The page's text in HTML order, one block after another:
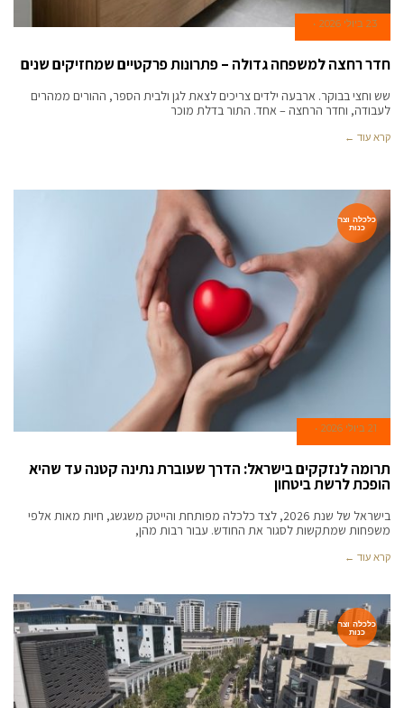
23 ביולי 2026
חדר רחצה למשפחה גדולה – פתרונות פרקטיים שמחזיקים שנים
שש וחצי בבוקר. ארבעה ילדים צריכים לצאת לגן ולבית הספר, ההורים ממהרים
לעבודה, וחדר הרחצה – אחד. התור בדלת מוכר
קרא עוד ←
כלכלה וצר
כנות
21 ביולי 2026
תרומה לנזקקים בישראל: הדרך שעוברת נתינה קטנה עד שהיא
הופכת לרשת ביטחון
בישראל של שנת 2026, לצד כלכלה מפותחת והייטק משגשג, חיות מאות אלפי
משפחות שמתקשות לסגור את החודש. עבור רבות מהן,
קרא עוד ←
כלכלה וצר
כנות